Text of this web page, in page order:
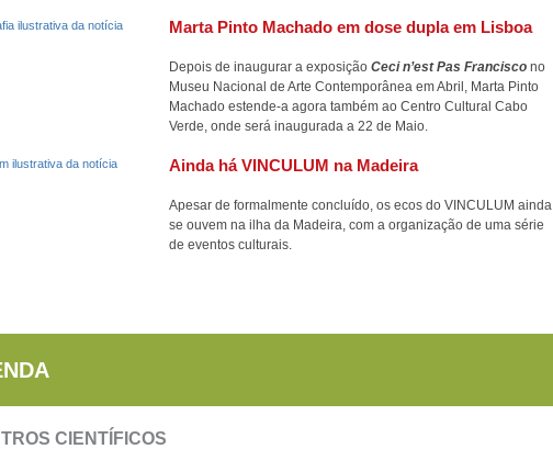
Marta Pinto Machado em dose dupla em Lisboa
Depois de inaugurar a exposição Ceci n’est Pas Francisco no
Museu Nacional de Arte Contemporânea em Abril, Marta Pinto
Machado estende-a agora também ao Centro Cultural Cabo
Verde, onde será inaugurada a 22 de Maio.
Ainda há VINCULUM na Madeira
Apesar de formalmente concluído, os ecos do VINCULUM ainda
se ouvem na ilha da Madeira, com a organização de uma série
de eventos culturais.
CIENTÍFICOS